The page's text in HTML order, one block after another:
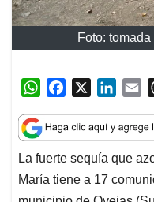
Foto:
W
a
t
s
A
c
e
b
o
n
k
e
d
a
i
l
La fuerte sequía que
María tiene a 17